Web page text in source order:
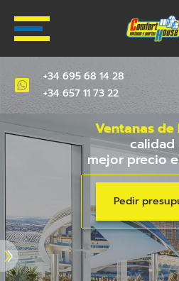
+34 695 68 14 28
+34 657 11 73 22
Ventanas de
calidad
mejor precio
Pedir